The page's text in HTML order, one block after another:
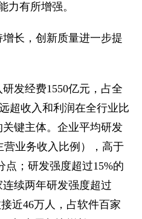
力有所增强。
增长，创新质量进一步提
发经费1550亿元，占全
超收入和利润在全行业比
键主体。企业平均研发
营业务收入比例），高于
点；研发强度超过15%的
续两年研发强度超过
近46万人，占软件百家